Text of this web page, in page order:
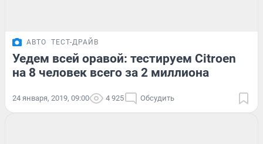
АВТО ТЕСТ-ДРАЙВ
Уедем всей оравой: тестируем Citroen
на 8 человек всего за 2 миллиона
24 января, 2019, 09:00 4 925 Обсудить